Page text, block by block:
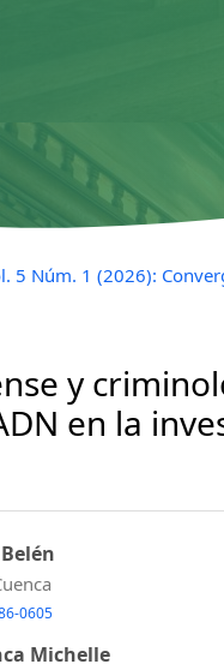
5 Núm. 1 (2026):
y
en la
0605
Michelle